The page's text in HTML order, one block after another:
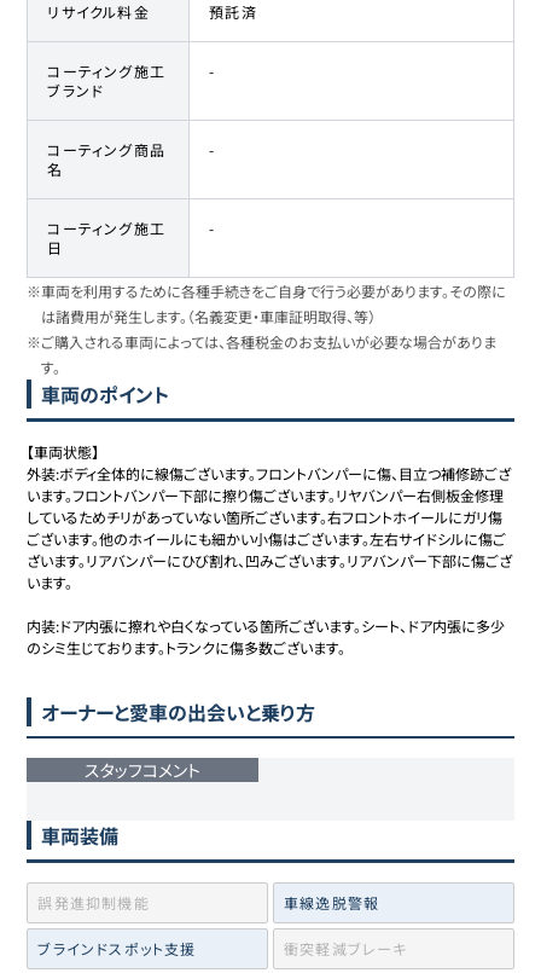
リサイクル料金 預託済
コーティング施工
ブランド
-
コーティング商品
名
-
コーティング施工
日
-
※車両を利用するために各種手続きをご自身で行う必要があります。その際に
は諸費用が発生します。（名義変更・車庫証明取得、等）
※ご購入される車両によっては、各種税金のお支払いが必要な場合がありま
す。
車両のポイント
【車両状態】
外装:ボディ全体的に線傷ございます。フロントバンパーに傷、目立つ補修跡ござ
います。フロントバンパー下部に擦り傷ございます。リヤバンパー右側板金修理
しているためチリがあっていない箇所ございます。右フロントホイールにガリ傷
ございます。他のホイールにも細かい小傷はございます。左右サイドシルに傷ご
ざいます。リアバンパーにひび割れ、凹みございます。リアバンパー下部に傷ござ
います。
内装:ドア内張に擦れや白くなっている箇所ございます。シート、ドア内張に多少
のシミ生じております。トランクに傷多数ございます。
オーナーと愛車の出会いと乗り方
スタッフコメント
車両装備
誤発進抑制機能 車線逸脱警報
ブラインドスポット支援 衝突軽減ブレーキ